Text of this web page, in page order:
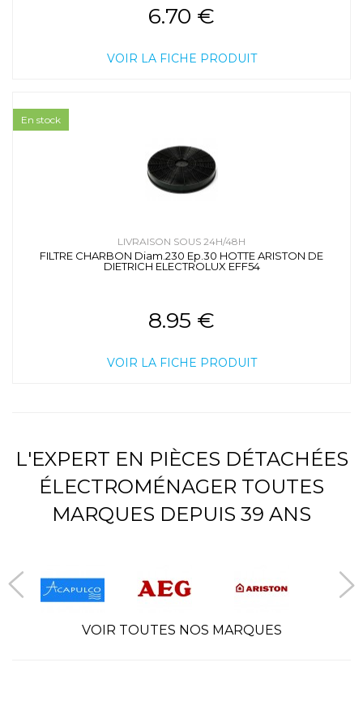
6.70 €
VOIR LA FICHE PRODUIT
LIVRAISON SOUS 24H/48H
FILTRE CHARBON Diam.230 Ep.30 HOTTE ARISTON DE
DIETRICH ELECTROLUX EFF54
8.95 €
VOIR LA FICHE PRODUIT
En stock
L'EXPERT EN PIÈCES DÉTACHÉES
ÉLECTROMÉNAGER TOUTES
MARQUES DEPUIS 39 ANS
VOIR TOUTES NOS MARQUES